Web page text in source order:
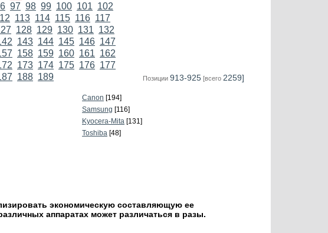
97 98 99 100 101 102
113 114 115 116 117
128 129 130 131 132
143 144 145 146 147
158 159 160 161 162
173 174 175 176 177
188 189 Позиции 913-925 [всего 2259]
Canon [194]
Samsung [116]
Kyocera-Mita [131]
Toshiba [48]
экономическую составляющую ее
аппаратах может различаться в разы.